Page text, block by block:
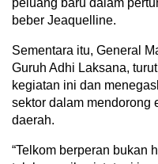
peluang baru dalam
beber Jeaquelline.
Sementara itu, General
Guruh Adhi Laksana,
kegiatan ini dan
sektor dalam mendorong
daerah.
“Telkom berperan bukan